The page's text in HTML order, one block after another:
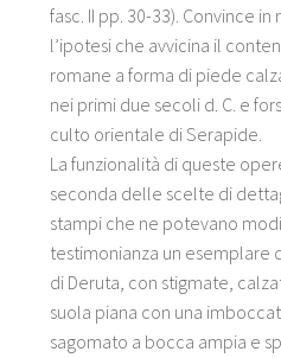
fasc. II pp. 30-33). Convince
l’ipotesi che avvicina il
romane a forma di piede
nei primi due secoli d. C. e
culto orientale di Serapide.
La funzionalità di queste
seconda delle scelte di
stampi che ne potevano
testimonianza un esemplare
di Deruta, con stigmate,
suola piana con una
sagomato a bocca ampia e